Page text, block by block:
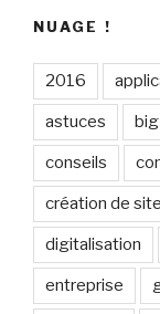
NUAGE !
2016
astuces
conseils
création de
digitalisation
entreprise